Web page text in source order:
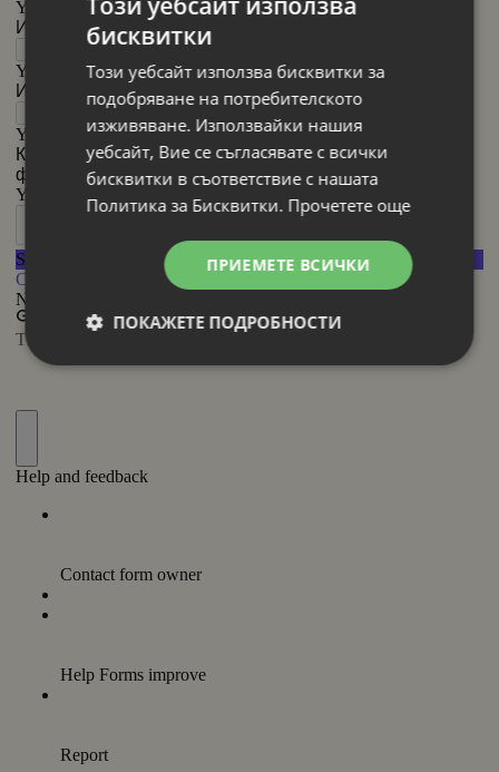
бисквитки
Този уебсайт използва бисквитки за
подобряване на потребителското
изживяване. Използвайки нашия
уебсайт, Вие се съгласявате с всички
бисквитки в съответствие с нашата
Политика за Бисквитки. Прочетете още
ПРИЕМЕТЕ ВСИЧКИ
ПОКАЖЕТЕ ПОДРОБНОСТИ